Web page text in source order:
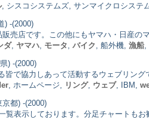
, シスコシステムズ, サンマイクロシステ
) -(2000)
売店です。この他にもヤマハ・日産の
ダ, ヤマハ モータ バイク , 船外機, 漁船
) -(2000)
皆で協力しあって活動するウェブリング
, ホームページ, リング, ウェブ, IBM,
京都) -(2000)
覧表示しております。分足チャートもお